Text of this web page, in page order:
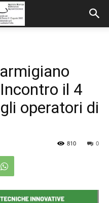
il 4
operatori di
0
810